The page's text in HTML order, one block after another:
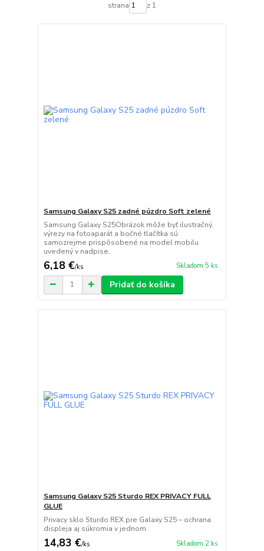
strana z 1
Samsung Galaxy S25 zadné púzdro Soft zelené
Samsung Galaxy S25Obrázok môže byť ilustračný,
výrezy na fotoaparát a bočné tlačítka sú
samozrejme prispôsobené na model mobilu
uvedený v nadpise.
6,18 €/ks Skladom 5 ks
Pridať do košíka
Samsung Galaxy S25 Sturdo REX PRIVACY FULL
GLUE
Privacy sklo Sturdo REX pre Galaxy S25 – ochrana
displeja aj súkromia v jednom.
14,83 €/ks Skladom 2 ks